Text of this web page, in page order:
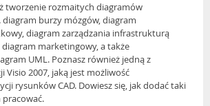
tworzenie rozmaitych diagramów
burzy mózgów, diagram
diagram zarządzania infrastrukturą
marketingowy, a także
UML. Poznasz również jedną z
Visio 2007, jaką jest możliwość
rysunków CAD. Dowiesz się, jak dodać taki
pracować.